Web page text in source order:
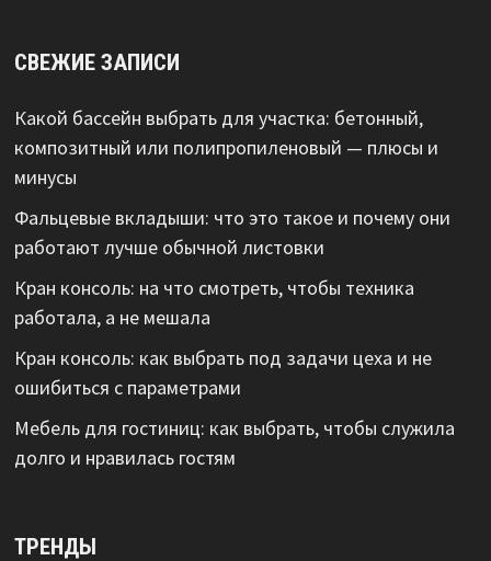
СВЕЖИЕ ЗАПИСИ
Какой бассейн выбрать для участка: бетонный,
композитный или полипропиленовый — плюсы и
минусы
Фальцевые вкладыши: что это такое и почему они
работают лучше обычной листовки
Кран консоль: на что смотреть, чтобы техника
работала, а не мешала
Кран консоль: как выбрать под задачи цеха и не
ошибиться с параметрами
Мебель для гостиниц: как выбрать, чтобы служила
долго и нравилась гостям
ТРЕНДЫ